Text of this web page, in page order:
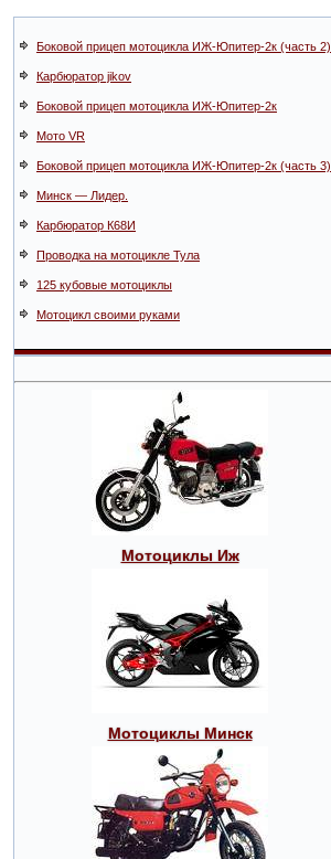
Боковой прицеп мотоцикла ИЖ-Юпитер-2к (часть 2)
Карбюратор jikov
Боковой прицеп мотоцикла ИЖ-Юпитер-2к
Мото VR
Боковой прицеп мотоцикла ИЖ-Юпитер-2к (часть 3)
Минск — Лидер.
Карбюратор К68И
Проводка на мотоцикле Тула
125 кубовые мотоциклы
Мотоцикл своими руками
Мотоциклы Иж
Мотоциклы Минск